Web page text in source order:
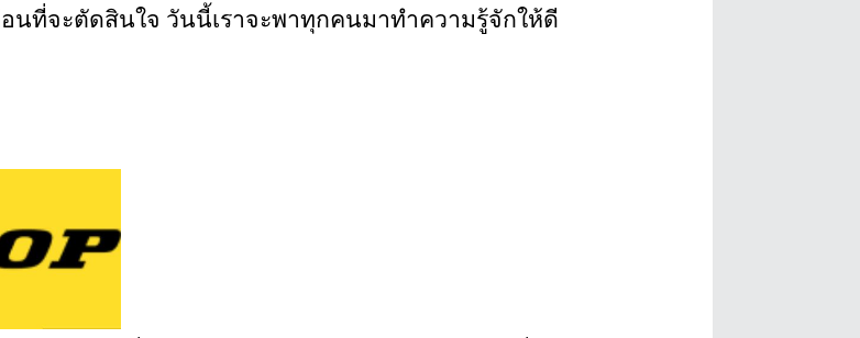
นที่จะตัดสินใจ วันนี้เราจะพาทุกคนมาทำความรู้จักให้ดี